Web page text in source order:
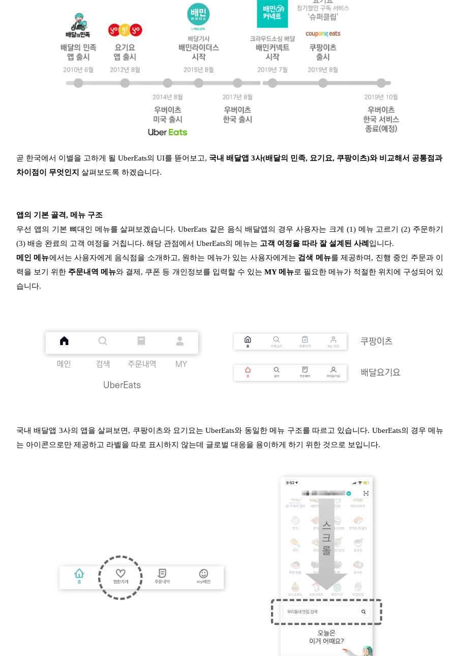
곧 한국에서 이별을 고하게 될 UberEats의 UI를 뜯어보고, 국내 배달앱 3사(배달의 민족, 요기요, 쿠팡이츠)와 비교해서 공통점과
차이점이 무엇인지 살펴보도록 하겠습니다.
앱의 기본 골격, 메뉴 구조
우선 앱의 기본 뼈대인 메뉴를 살펴보겠습니다. UberEats 같은 음식 배달앱의 경우 사용자는 크게 (1) 메뉴 고르기 (2) 주문하기
(3) 배송 완료의 고객 여정을 거칩니다. 해당 관점에서 UberEats의 메뉴는 고객 여정을 따라 잘 설계된 사례 입니다.
메인 메뉴에서는 사용자에게 음식점을 소개하고, 원하는 메뉴가 있는 사용자에게는 검색 메뉴를 제공하며, 진행 중인 주문과 이
력을 보기 위한 주문내역 메뉴와 결제, 쿠폰 등 개인정보를 입력할 수 있는 MY 메뉴로 필요한 메뉴가 적절한 위치에 구성되어 있
습니다.
국내 배달앱 3사의 앱을 살펴보면, 쿠팡이츠와 요기요는 UberEats와 동일한 메뉴 구조를 따르고 있습니다. UberEats의 경우 메뉴
는 아이콘으로만 제공하고 라벨을 따로 표시하지 않는데 글로벌 대응을 용이하게 하기 위한 것으로 보입니다.